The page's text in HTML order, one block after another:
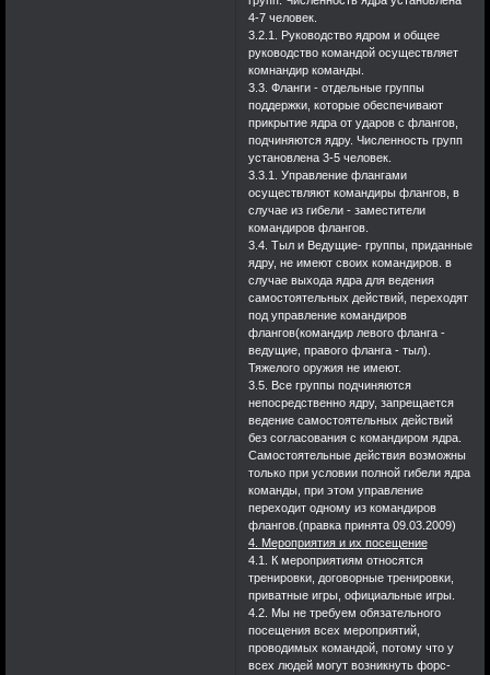
4-7 человек.
3.2.1. Руководство ядром и общее
руководство командой осуществляет
комнандир команды.
3.3. Фланги - отдельные группы
поддержки, которые обеспечивают
прикрытие ядра от ударов с флангов,
подчиняются ядру. Численность групп
установлена 3-5 человек.
3.3.1. Управление флангами
осуществляют командиры флангов, в
случае из гибели - заместители
командиров флангов.
3.4. Тыл и Ведущие- группы, приданные
ядру, не имеют своих командиров. в
случае выхода ядра для ведения
самостоятельных действий, переходят
под управление командиров
флангов(командир левого фланга -
ведущие, правого фланга - тыл).
Тяжелого оружия не имеют.
3.5. Все группы подчиняются
непосредственно ядру, запрещается
ведение самостоятельных действий
без согласования с командиром ядра.
Самостоятельные действия возможны
только при условии полной гибели ядра
команды, при этом управление
переходит одному из командиров
флангов.(правка принята 09.03.2009)
4. Мероприятия и их посещение
4.1. К мероприятиям относятся
тренировки, договорные тренировки,
приватные игры, официальные игры.
4.2. Мы не требуем обязательного
посещения всех мероприятий,
проводимых командой, потому что у
всех людей могут возникнуть форс-